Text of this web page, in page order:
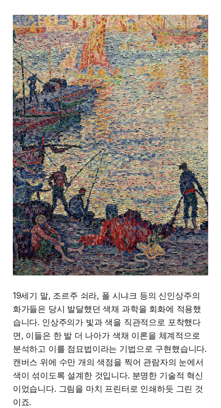
19세기 말, 조르주 쇠라, 폴 시냐크 등의 신인상주의
화가들은 당시 발달했던 색채 과학을 회화에 적용했
습니다. 인상주의가 빛과 색을 직관적으로 포착했다
면, 이들은 한 발 더 나아가 색채 이론을 체계적으로
분석하고 이를 점묘법이라는 기법으로 구현했습니다.
캔버스 위에 수만 개의 색점을 찍어 관람자의 눈에서
색이 섞이도록 설계한 것입니다. 분명한 기술적 혁신
이었습니다. 그림을 마치 프린터로 인쇄하듯 그린 것
이죠.